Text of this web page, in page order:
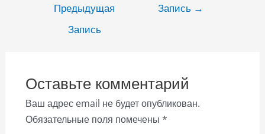
записям
Предыдущая
Запись
Запись →
Оставьте комментарий
Ваш адрес email не будет опубликован.
Обязательные поля помечены *